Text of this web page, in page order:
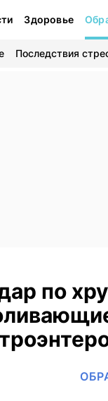
Здоровье
Последствия
по